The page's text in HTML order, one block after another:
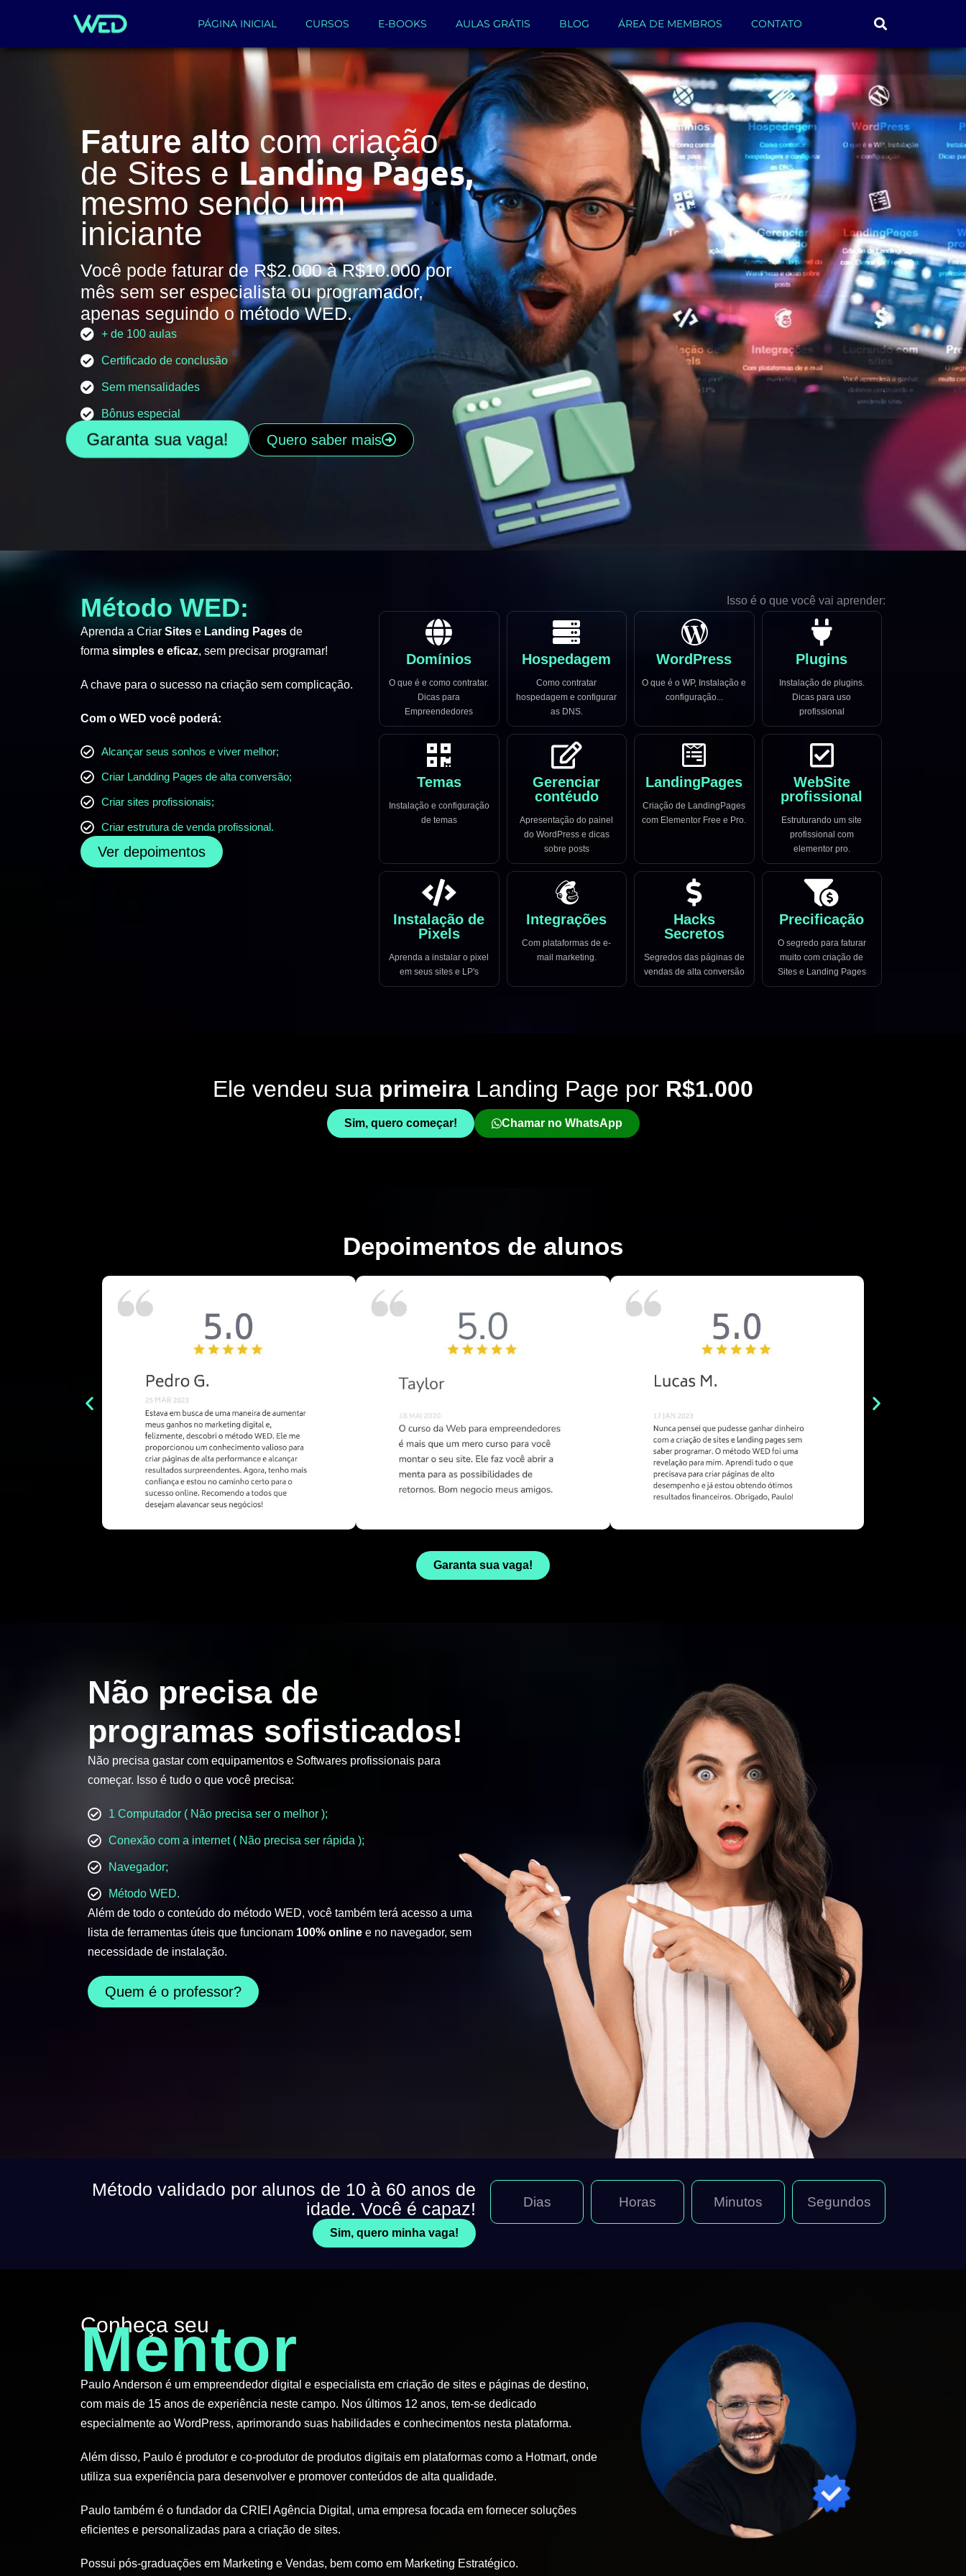
PÁGINA INICIAL CURSOS E-BOOKS AULAS GRÁTIS BLOG ÁREA DE MEMBROS CONTATO
Fature alto com criação
de Sites e Landing Pages,
mesmo sendo um
iniciante
Você pode faturar de R$2.000 à R$10.000 por
mês sem ser especialista ou programador,
apenas seguindo o método WED.
+ de 100 aulas
Certificado de conclusão
Sem mensalidades
Bônus especial
Garanta sua vaga! Quero saber mais
Método WED:
Aprenda a Criar Sites e Landing Pages de
forma simples e eficaz, sem precisar programar!
A chave para o sucesso na criação sem complicação.
Com o WED você poderá:
Alcançar seus sonhos e viver melhor;
Criar Landding Pages de alta conversão;
Criar sites profissionais;
Criar estrutura de venda profissional.
Ver depoimentos
Isso é o que você vai aprender:
Domínios
O que é e como contratar.
Dicas para
Empreendedores
Hospedagem
Como contratar
hospedagem e configurar
as DNS.
WordPress
O que é o WP, Instalação e
configuração...
Plugins
Instalação de plugins.
Dicas para uso
profissional
Temas
Instalação e configuração
de temas
Gerenciar
contéudo
Apresentação do painel
do WordPress e dicas
sobre posts
LandingPages
Criação de LandingPages
com Elementor Free e Pro.
WebSite
profissional
Estruturando um site
profissional com
elementor pro.
Instalação de
Pixels
Aprenda a instalar o pixel
em seus sites e LP's
Integrações
Com plataformas de e-
mail marketing.
Hacks
Secretos
Segredos das páginas de
vendas de alta conversão
Precificação
O segredo para faturar
muito com criação de
Sites e Landing Pages
Ele vendeu sua primeira Landing Page por R$1.000
Sim, quero começar! Chamar no WhatsApp
Depoimentos de alunos
Garanta sua vaga!
Não precisa de
programas sofisticados!
Não precisa gastar com equipamentos e Softwares profissionais para
começar. Isso é tudo o que você precisa:
1 Computador ( Não precisa ser o melhor );
Conexão com a internet ( Não precisa ser rápida );
Navegador;
Método WED.
Além de todo o conteúdo do método WED, você também terá acesso a uma
lista de ferramentas úteis que funcionam 100% online e no navegador, sem
necessidade de instalação.
Quem é o professor?
Método validado por alunos de 10 à 60 anos de
idade. Você é capaz!
Sim, quero minha vaga!
Dias Horas Minutos Segundos
Conheça seu
Mentor
Paulo Anderson é um empreendedor digital e especialista em criação de sites e páginas de destino,
com mais de 15 anos de experiência neste campo. Nos últimos 12 anos, tem-se dedicado
especialmente ao WordPress, aprimorando suas habilidades e conhecimentos nesta plataforma.
Além disso, Paulo é produtor e co-produtor de produtos digitais em plataformas como a Hotmart, onde
utiliza sua experiência para desenvolver e promover conteúdos de alta qualidade.
Paulo também é o fundador da CRIEI Agência Digital, uma empresa focada em fornecer soluções
eficientes e personalizadas para a criação de sites.
Possui pós-graduações em Marketing e Vendas, bem como em Marketing Estratégico.